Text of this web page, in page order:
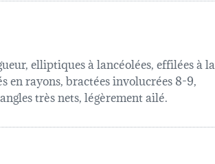
elliptiques à lancéolées, effilées à la
en rayons, bractées involucrées 8-9,
très nets, légèrement ailé.